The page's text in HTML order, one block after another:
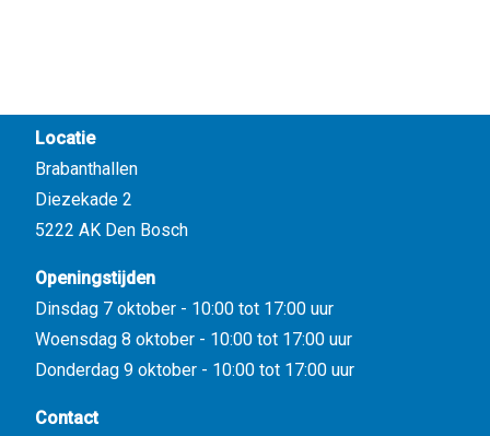
Locatie
Brabanthallen
Diezekade 2
5222 AK Den Bosch
Openingstijden
Dinsdag 7 oktober - 10:00 tot 17:00 uur
Woensdag 8 oktober - 10:00 tot 17:00 uur
Donderdag 9 oktober - 10:00 tot 17:00 uur
Contact